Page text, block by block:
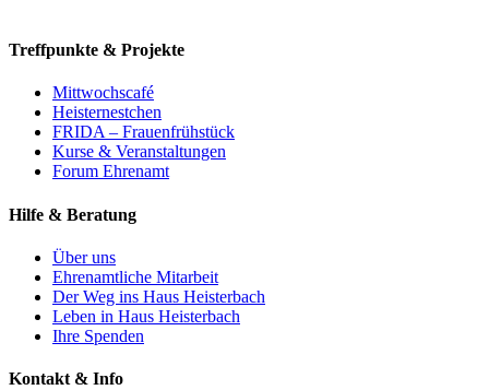
Treffpunkte & Projekte
Mittwochscafé
Heisternestchen
FRIDA – Frauenfrühstück
Kurse & Veranstaltungen
Forum Ehrenamt
Hilfe & Beratung
Über uns
Ehrenamtliche Mitarbeit
Der Weg ins Haus Heisterbach
Leben in Haus Heisterbach
Ihre Spenden
Kontakt & Info